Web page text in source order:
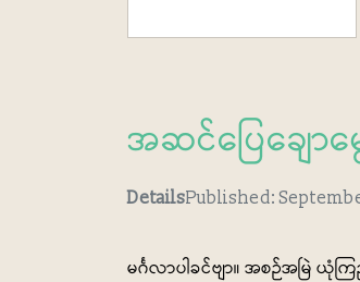
အဆင်ပြေချော
DetailsPublished:
မင်္ဂလာပါခင်ဗျာ။ အစဉ်အမြဲ